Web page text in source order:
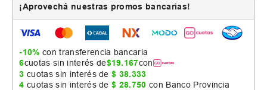
¡Aprovechá nuestras promos bancarias!
-10% con transferencia bancaria
6cuotas sin interés de$19.167con
3 cuotas sin interés de$ 38.333
4 cuotas sin interés de$ 28.750 con Banco Provincia